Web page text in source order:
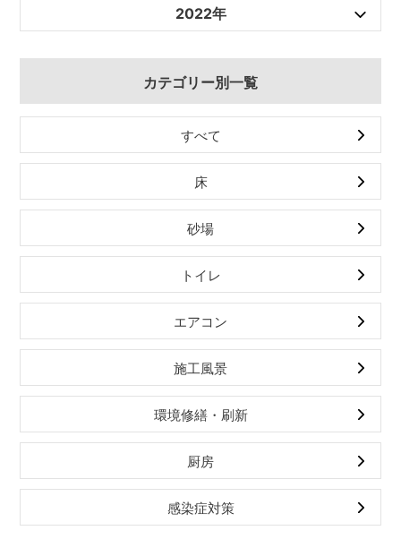
2022年
カテゴリー別一覧
すべて
床
砂場
トイレ
エアコン
施工風景
環境修繕・刷新
厨房
感染症対策